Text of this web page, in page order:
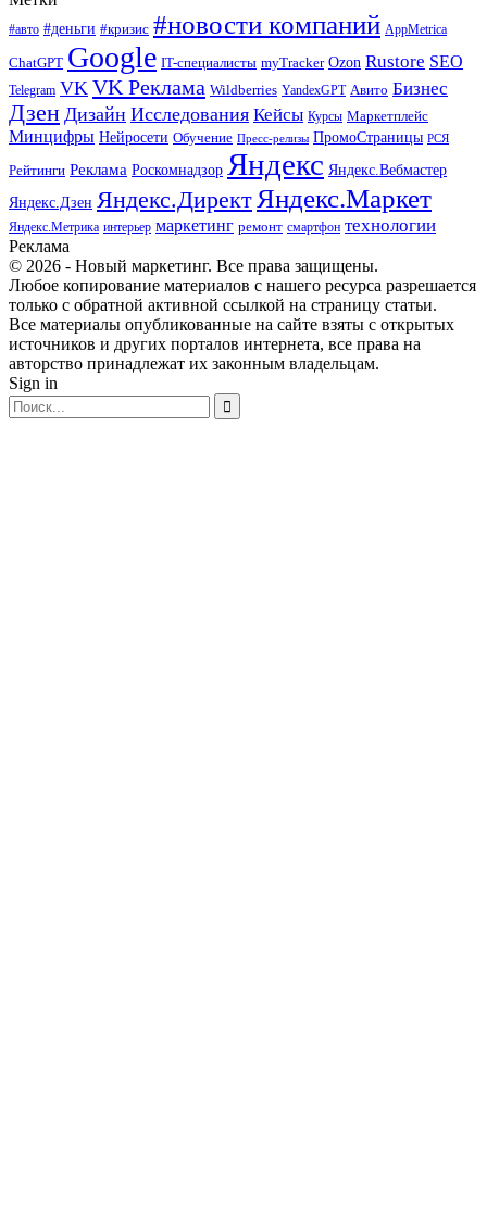
#авто #деньги #кризис #новости компаний AppMetrica
ChatGPT Google IT-специалисты myTracker Ozon Rustore SEO
Telegram VK VK Реклама Wildberries YandexGPT Авито Бизнес
Дзен Дизайн Исследования Кейсы Курсы Маркетплейс
Минцифры Нейросети Обучение Пресс-релизы ПромоСтраницы РСЯ
Рейтинги Реклама Роскомнадзор Яндекс Яндекс.Вебмастер
Яндекс.Дзен Яндекс.ДиректЯндекс.Маркет
Яндекс.Метрика интерьер маркетинг ремонт смартфон технологии
Реклама
© 2026 - Новый маркетинг. Все права защищены.
Любое копирование материалов с нашего ресурса разрешается
только с обратной активной ссылкой на страницу статьи.
Все материалы опубликованные на сайте взяты с открытых
источников и других порталов интернета, все права на
авторство принадлежат их законным владельцам.
Sign in